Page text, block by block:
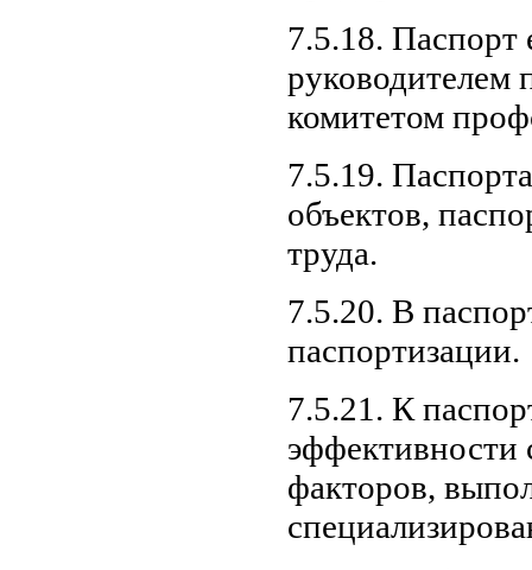
7.5.18. Паспорт
руководителем
комитетом
7.5.19.
объектов,
труда.
7.5.20. В
паспортизации.
7.5.21. К
эффективности
факторов,